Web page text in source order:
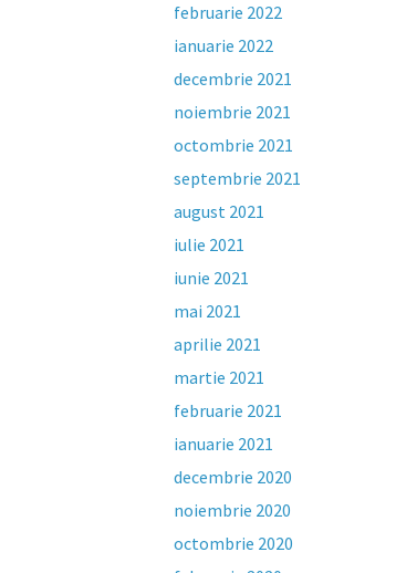
februarie 2022
ianuarie 2022
decembrie 2021
noiembrie 2021
octombrie 2021
septembrie 2021
august 2021
iulie 2021
iunie 2021
mai 2021
aprilie 2021
martie 2021
februarie 2021
ianuarie 2021
decembrie 2020
noiembrie 2020
octombrie 2020